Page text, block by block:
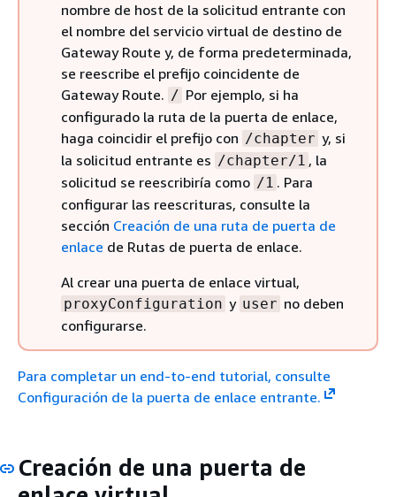
nombre de host de la solicitud entrante con
el nombre del servicio virtual de destino de
Gateway Route y, de forma predeterminada,
se reescribe el prefijo coincidente de
Gateway Route. / Por ejemplo, si ha
configurado la ruta de la puerta de enlace,
haga coincidir el prefijo con /chapter y, si
la solicitud entrante es /chapter/1 , la
solicitud se reescribiría como /1 . Para
configurar las reescrituras, consulte la
sección Creación de una ruta de puerta de
enlace de Rutas de puerta de enlace.
Al crear una puerta de enlace virtual,
proxyConfiguration y user no deben
configurarse.
Para completar un end-to-end tutorial, consulte
Configuración de la puerta de enlace entrante.
Creación de una puerta de